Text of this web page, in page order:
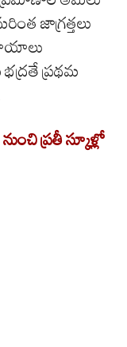
జాగ్రత్తలు
ప్రథమ
ప్రతీ స్కూళ్లో